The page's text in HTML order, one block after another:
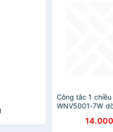
Công tắc 1 chiều
WNV5001-7W